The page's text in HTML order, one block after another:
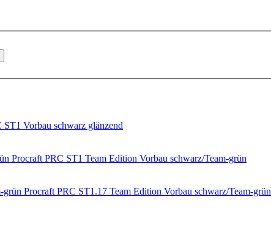
ST1 Vorbau schwarz glänzend
Procraft PRC ST1 Team Edition Vorbau schwarz/Team-grün
Procraft PRC ST1.17 Team Edition Vorbau schwarz/Team-grün